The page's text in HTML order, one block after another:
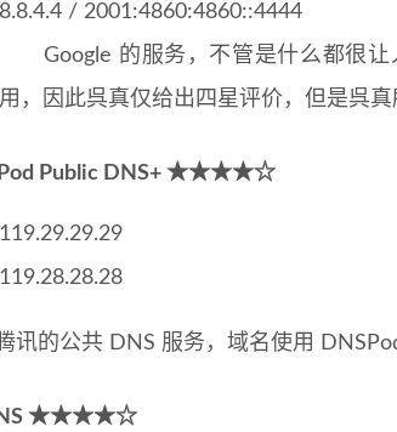
8.8.4.4 / 2001:4860:4860::4444
Google 的服务，不管是什么都很让
用，因此呉真仅给出四星评价，但是呉
Public DNS+ ★★★★☆
119.29.29.29
119.28.28.28
的公共 DNS 服务，域名使用 DNSPod
★★★★☆